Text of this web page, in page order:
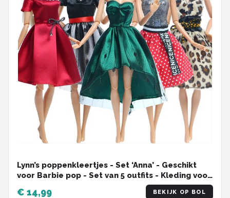
Lynn’s poppenkleertjes - Set ‘Anna’ - Geschikt
voor Barbie pop - Set van 5 outfits - Kleding voor
€ 14,99 BEKIJK OP BOL